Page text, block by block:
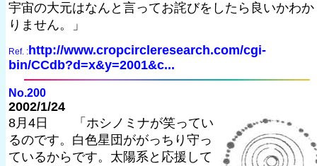
宇宙の大元はなんと言ってお詫びをしたら良いかわか
りません。」
Ref. : http://www.cropcircleresearch.com/cgi-
bin/CCdb?d=x&y=2001&c...
No.200
2002/1/24
8月4日 「ホシノミナが笑ってい
るのです。白色星団ががっちり守っ
ているからです。太陽系と応援して